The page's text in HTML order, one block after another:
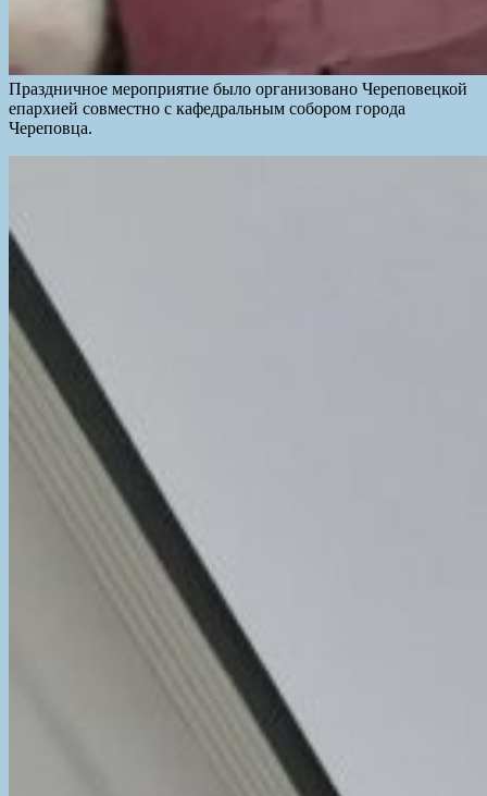
Праздничное мероприятие было организовано Череповецкой
епархией совместно с кафедральным собором города
Череповца.